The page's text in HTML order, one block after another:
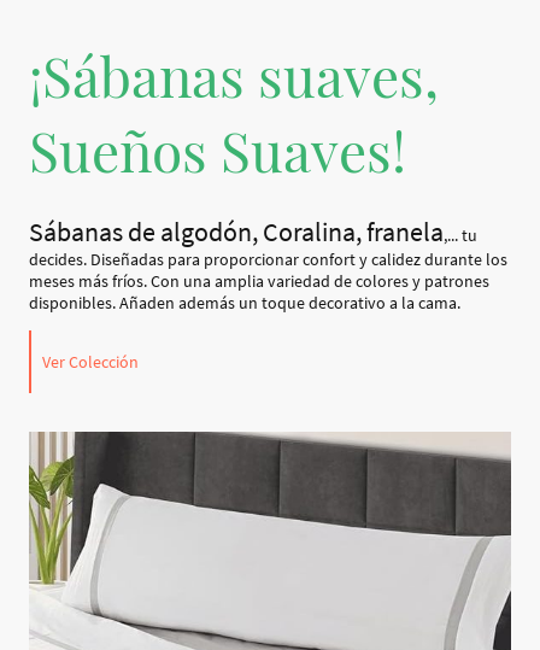
¡Sábanas suaves,
Sueños Suaves!
Sábanas de algodón, Coralina, franela,... tu
decides. Diseñadas para proporcionar confort y calidez durante los
meses más fríos. Con una amplia variedad de colores y patrones
disponibles. Añaden además un toque decorativo a la cama.
Ver Colección